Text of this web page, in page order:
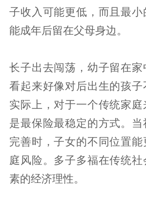
子收入可能更低，而且最小
能成年后留在父母身边。
长子出去闯荡，幼子留在
看起来好像对后出生的孩子
实际上，对于一个传统家
是最保险最稳定的方式。
完善时，子女的不同位置
庭风险。多子多福在传统
素的经济理性。